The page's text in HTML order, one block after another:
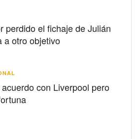
perdido el fichaje de Julián
a otro objetivo
con Liverpool pero